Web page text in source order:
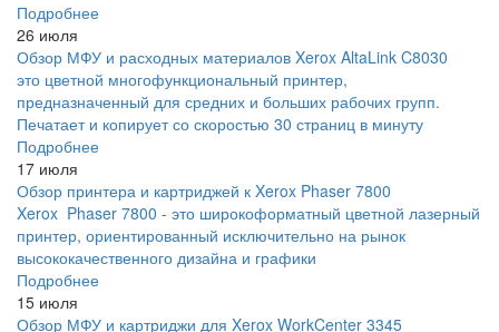
Подробнее
26 июля
Обзор МФУ и расходных материалов Xerox AltaLink C8030
это цветной многофункциональный принтер,
предназначенный для средних и больших рабочих групп.
Печатает и копирует со скоростью 30 страниц в минуту
Подробнее
17 июля
Обзор принтера и картриджей к Xerox Phaser 7800
Xerox Phaser 7800 - это широкоформатный цветной лазерный
принтер, ориентированный исключительно на рынок
высококачественного дизайна и графики
Подробнее
15 июля
Обзор МФУ и картриджи для Xerox WorkCenter 3345